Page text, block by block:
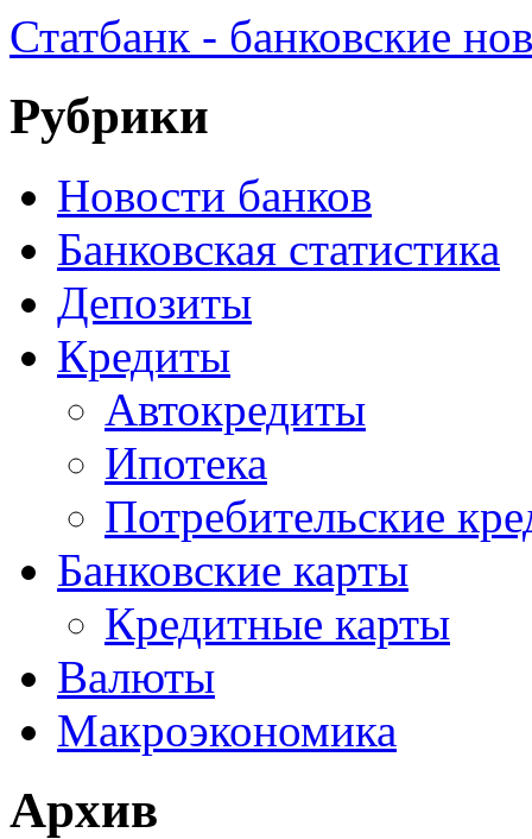
Статбанк - банковские
Рубрики
Новости банков
Банковская статистика
Депозиты
Кредиты
Автокредиты
Ипотека
Потребительские
Банковские карты
Кредитные карты
Валюты
Макроэкономика
Архив